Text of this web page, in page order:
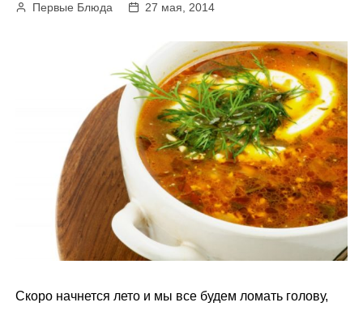
Первые Блюда 27 мая, 2014
Скоро начнется лето и мы все будем ломать голову,